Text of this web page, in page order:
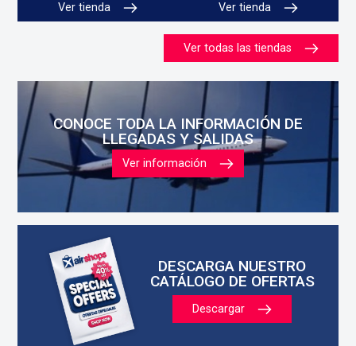
Ver tienda Ver tienda
Ver todas las tiendas
CONOCE TODA LA INFORMACIÓN DE
LLEGADAS Y SALIDAS
Ver información
DESCARGA NUESTRO
CATÁLOGO DE OFERTAS
Descargar